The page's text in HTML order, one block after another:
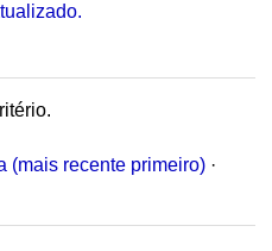
(mais recente primeiro) ·